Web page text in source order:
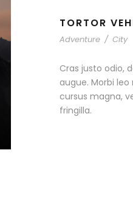
TORTOR
Adventure / City
Cras justo odio,
augue. Morbi
cursus magna,
fringilla.